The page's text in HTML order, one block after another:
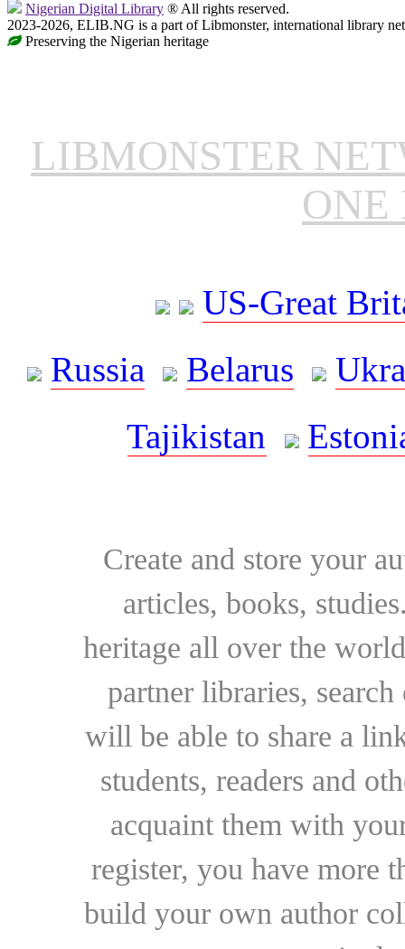
Nigerian Digital Library ® All rights reserved.
2023-2026, ELIB.NG is a part of Libmonster, international library
Preserving the Nigerian heritage
LIBMONSTER
ONE
US-Great
Russia
Belarus
Tajikistan
Create and store your
articles, books,
heritage all over the
partner libraries,
will be able to share a
students, readers and
acquaint them with
register, you have more
build your own author